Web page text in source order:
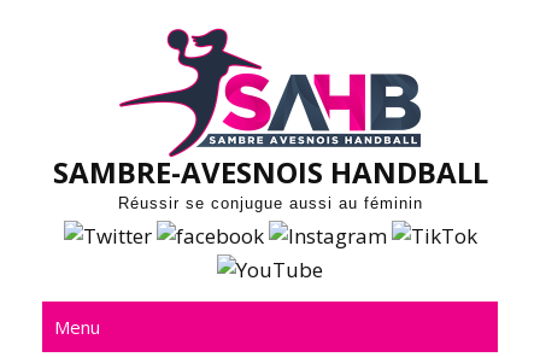
SAMBRE-AVESNOIS HANDBALL
Réussir se conjugue aussi au féminin
Menu